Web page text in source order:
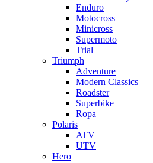
Enduro
Motocross
Minicross
Supermoto
Trial
Triumph
Adventure
Modern Classics
Roadster
Superbike
Ropa
Polaris
ATV
UTV
Hero